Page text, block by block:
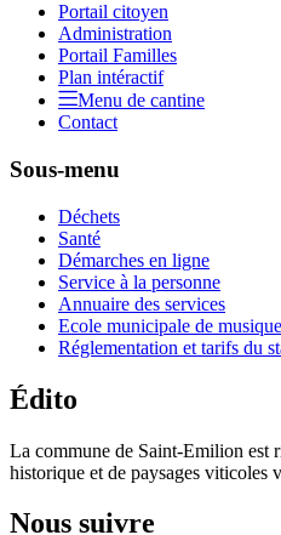
Portail citoyen
Administration
Portail Familles
Plan intéractif
Menu de cantine
Contact
Sous-menu
Déchets
Santé
Démarches en ligne
Service à la personne
Annuaire des services
Ecole municipale de musique
Réglementation et tarifs du
Édito
La commune de Saint-Emilion est
historique et de paysages viticoles
Nous suivre